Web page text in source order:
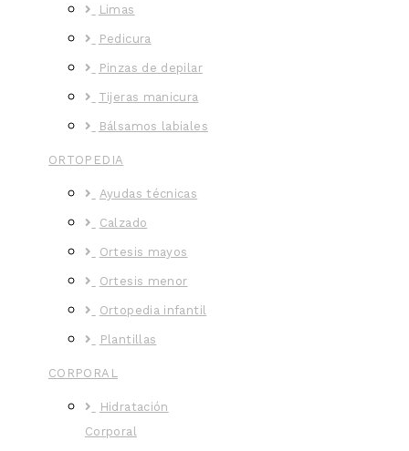
Limas
Pedicura
Pinzas de depilar
Tijeras manicura
Bálsamos labiales
ORTOPEDIA
Ayudas técnicas
Calzado
Ortesis mayos
Ortesis menor
Ortopedia infantil
Plantillas
CORPORAL
Hidratación
Corporal